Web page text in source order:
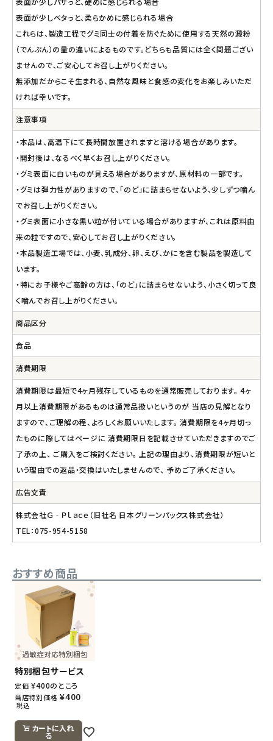
表面が少しベタっと、柔らかめに感じられる場合
これらは、製造工程でグミ同士の付着を防ぐために使用する天然の澱粉
（でんぷん）の量の違いによるものです。どちらも品質には全く問題ござい
ませんので、ご安心してお召し上がりください。
無添加だからこそ生まれる、自然な風味と食感の変化をお楽しみいただ
ければ幸いです。
注意事項
・本品は、高温下にて長時間放置されますと溶ける場合があります。
・開封後は、なるべく早くお召し上がりください。
・グミ表面に白いものが見える場合がありますが、原材料の一部です。
・グミは弾力性がありますので、「のど」に詰まらせないよう、少しずつ噛ん
でお召し上がりください。
・グミ表面に小さな黒い粒が付いている場合がありますが、これは原料由
来の粒ですので、安心してお召し上がりください。
・本品製造工場では、小麦、乳成分、卵、えび、かにを含む製品を製造して
います。
・特にお子様やご高齢の方は、「のど」に詰まらせないよう、小さく切って良
く噛んでお召し上がりください。
商品区分
食品
消費期限
消費期限は最短で4ヶ月残存しているものを通常販売しております。 4ヶ
月以上消費期限があるものは通常品扱いというのが 当店の見解となり
ますので、ご理解の程、よろしくお願いいたします。 消費期限を4ヶ月切っ
たものに際してはページに 消費期限日を記載させていただきますのでご
了承の上、 ご購入をご検討ください。 上記の理由より、消費期限が短いと
いう理由での返品・交換はいたしませんので、 予めご了承ください。
広告文責
株式会社Ｇ‐Ｐｌａｃｅ（旧社名 日本グリーンパックス株式会社）
TEL：075-954-5158
おすすめ商品
特別梱包サービス
定価 ¥400のところ
当店特別価格 ¥400
税込
カートに入れ
る